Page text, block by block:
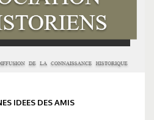
IDEES DES AMIS